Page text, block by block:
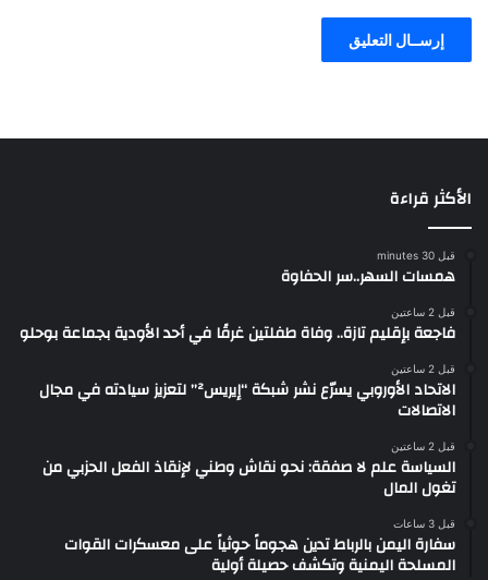
الأكثر قراءة
قبل 30 minutes
همسات السهر..سر الحفاوة
قبل 2 ساعتين
فاجعة بإقليم تازة.. وفاة طفلتين غرقًا في أحد الأودية بجماعة بوحلو
قبل 2 ساعتين
الاتحاد الأوروبي يسرّع نشر شبكة “إيريس²” لتعزيز سيادته في مجال
الاتصالات
قبل 2 ساعتين
السياسة علم لا صفقة: نحو نقاش وطني لإنقاذ الفعل الحزبي من
تغول المال
قبل 3 ساعات
سفارة اليمن بالرباط تدين هجوماً حوثياً على معسكرات القوات
المسلحة اليمنية وتكشف حصيلة أولية